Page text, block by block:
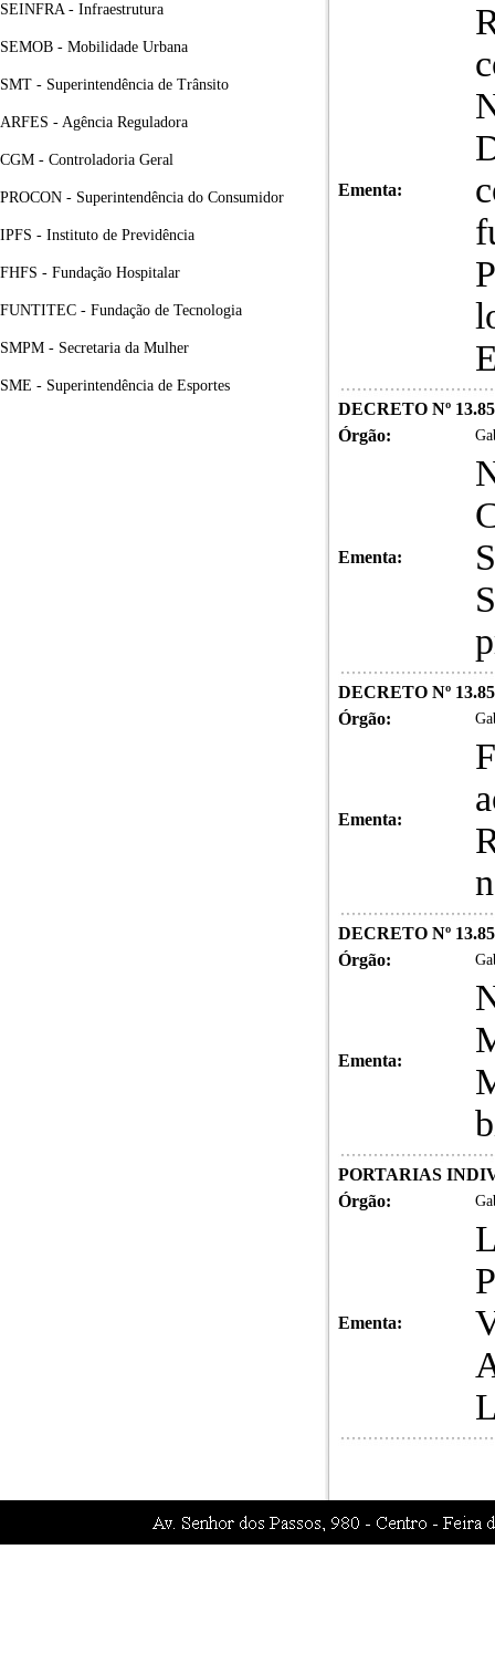
SEINFRA - Infraestrutura
SEMOB - Mobilidade Urbana
SMT - Superintendência de Trânsito
ARFES - Agência Reguladora
CGM - Controladoria Geral
PROCON - Superintendência do Consumidor
IPFS - Instituto de Previdência
FHFS - Fundação Hospitalar
FUNTITEC - Fundação de Tecnologia
SMPM - Secretaria da Mulher
SME - Superintendência de Esportes
Ementa:
DECRETO Nº
Órgão:
Ementa:
DECRETO Nº
Órgão:
Ementa:
DECRETO Nº
Órgão:
Ementa:
PORTARIAS
Órgão:
Ementa: